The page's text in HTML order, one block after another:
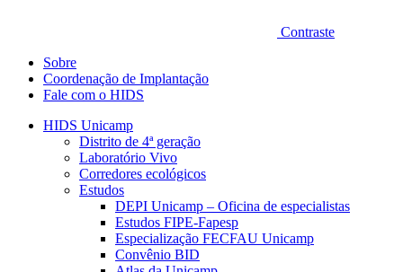
Contraste
Sobre
Coordenação de Implantação
Fale com o HIDS
HIDS Unicamp
Distrito de 4ª geração
Laboratório Vivo
Corredores ecológicos
Estudos
DEPI Unicamp – Oficina de especialistas
Estudos FIPE-Fapesp
Especialização FECFAU Unicamp
Convênio BID